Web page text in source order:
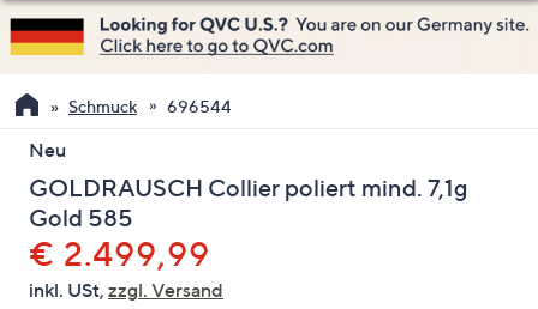
verfügbar
sind,
verwenden
Sie
die
Pfeiltasten
nach
oben
und
nach
unten
Schmuck 696544
Neu
GOLDRAUSCH Collier poliert mind. 7,1g
Gold 585
Gelöscht
€ 2.499,99
inkl. USt, zzgl. Versand